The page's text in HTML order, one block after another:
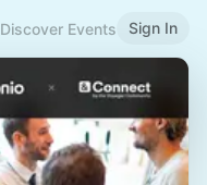
Discover Events Sign In